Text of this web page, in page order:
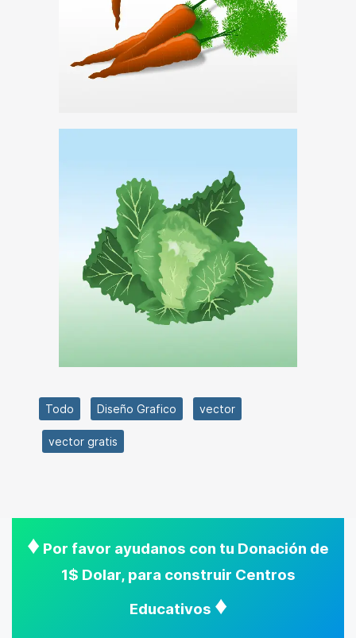
Todo Diseño Grafico vector
vector gratis
♦ Por favor ayudanos con tu Donación de
1$ Dolar, para construir Centros
Educativos ♦